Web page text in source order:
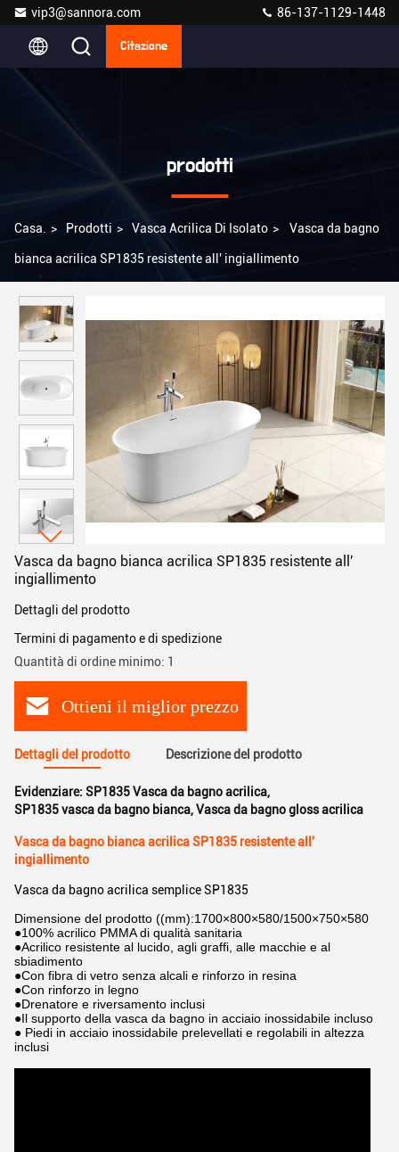
vip3@sannora.com 86-137-1129-1448
Citazione
prodotti
Casa. > Prodotti > Vasca Acrilica Di Isolato > Vasca da bagno
bianca acrilica SP1835 resistente all' ingiallimento
Vasca da bagno bianca acrilica SP1835 resistente all'
ingiallimento
Dettagli del prodotto
Termini di pagamento e di spedizione
Quantità di ordine minimo: 1
Ottieni il miglior prezzo
Dettagli del prodotto Descrizione del prodotto
Evidenziare: SP1835 Vasca da bagno acrilica,
SP1835 vasca da bagno bianca,Vasca da bagno gloss acrilica
Vasca da bagno bianca acrilica SP1835 resistente all'
ingiallimento
Vasca da bagno acrilica semplice SP1835
Dimensione del prodotto ((mm):1700×800×580/1500×750×580
●100% acrilico PMMA di qualità sanitaria
●Acrilico resistente al lucido, agli graffi, alle macchie e al
sbiadimento
●Con fibra di vetro senza alcali e rinforzo in resina
●Con rinforzo in legno
●Drenatore e riversamento inclusi
●Il supporto della vasca da bagno in acciaio inossidabile incluso
● Piedi in acciaio inossidabile prelevellati e regolabili in altezza
inclusi